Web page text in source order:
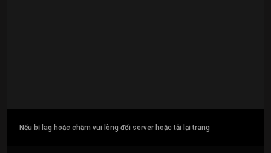
Nếu bị lag hoặc chậm vui lòng đổi server hoặc tải lại trang